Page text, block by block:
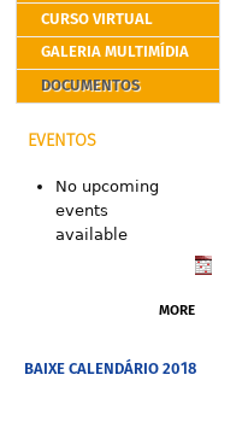
CURSO VIRTUAL
GALERIA MULTIMÍDIA
DOCUMENTOS
EVENTOS
No upcoming
events
available
MORE
BAIXE CALENDÁRIO 2018